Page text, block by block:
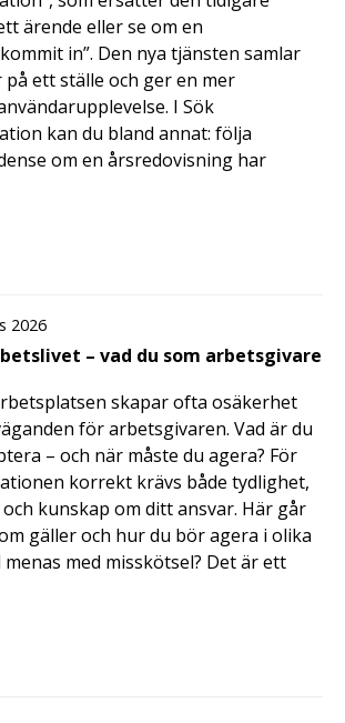
ärende eller se om en
in”. Den nya tjänsten samlar
ett ställe och ger en mer
I Sök
kan du bland annat: följa
om en årsredovisning har
2026
– vad du som arbetsgivare
skapar ofta osäkerhet
för arbetsgivaren. Vad är du
– och när måste du agera? För
korrekt krävs både tydlighet,
kunskap om ditt ansvar. Här går
gäller och hur du bör agera i olika
med misskötsel? Det är ett